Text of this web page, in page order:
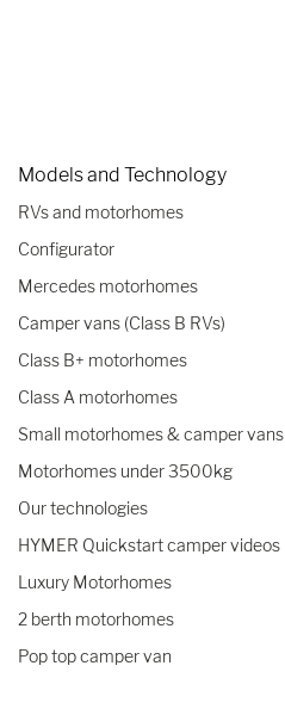
Models and Technology
RVs and motorhomes
Configurator
Mercedes motorhomes
Camper vans (Class B RVs)
Class B+ motorhomes
Class A motorhomes
Small motorhomes & camper vans
Motorhomes under 3500kg
Our technologies
HYMER Quickstart camper videos
Luxury Motorhomes
2 berth motorhomes
Pop top camper van